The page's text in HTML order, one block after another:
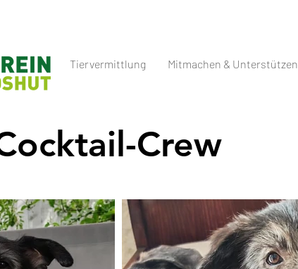
Tiervermittlung Mitmachen & Unterstützen
Crew